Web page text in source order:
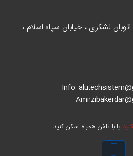
لشکری ، خیابان سپاه اسلام ،
یا با تلفن همراه اسکن کنید